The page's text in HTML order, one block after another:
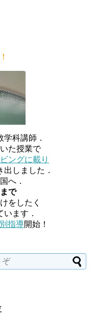
科講師．
た授業で
ングに載り
しました．
へ．
で
をしたく
ます．
指導開始！